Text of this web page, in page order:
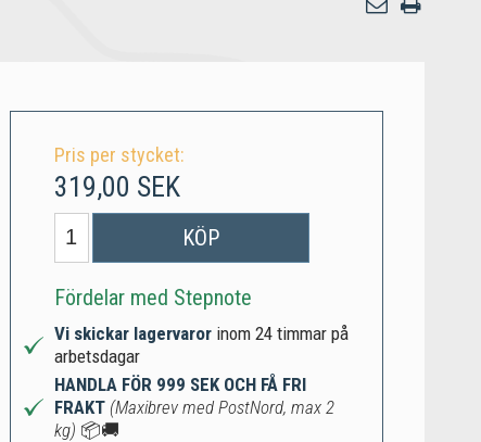
Pris per stycket:
319,00 SEK
KÖP
Fördelar med Stepnote
Vi skickar lagervaror inom 24 timmar på
arbetsdagar
HANDLA FÖR 999 SEK OCH FÅ FRI
FRAKT (Maxibrev med PostNord, max 2
kg) 📦🚚